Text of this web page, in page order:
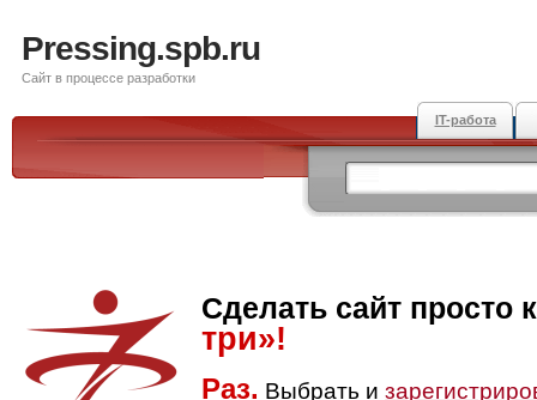
Pressing.spb.ru
Сайт в процессе разработки
IT-работа
Сделать сайт просто
три»!
Раз. Выбрать и